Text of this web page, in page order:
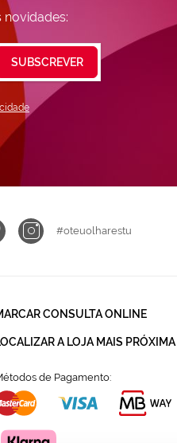
novidades:
SUBSCREVER
#oteuolharestu
CONSULTA ONLINE
A LOJA MAIS PRÓXIMA
de Pagamento: